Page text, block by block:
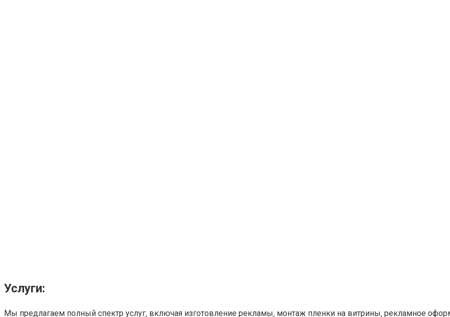
Услуги:
Мы предлагаем полный спектр услуг‚ включая изготовление рекламы‚ монтаж пленки на витрины‚ рекламное